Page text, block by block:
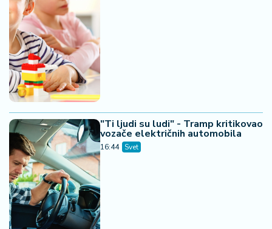
"Ti ljudi su ludi" - Tramp kritikovao
vozače električnih automobila
16:44 Svet